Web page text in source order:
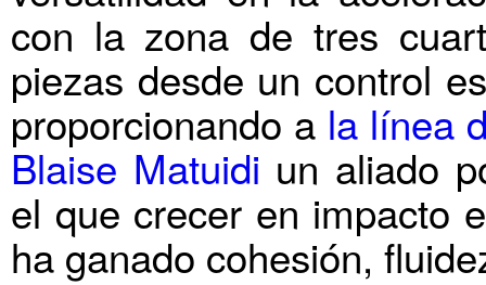
con la zona de tres
piezas desde un control
proporcionando a la línea
Blaise Matuidi un aliado
el que crecer en impacto
ha ganado cohesión,